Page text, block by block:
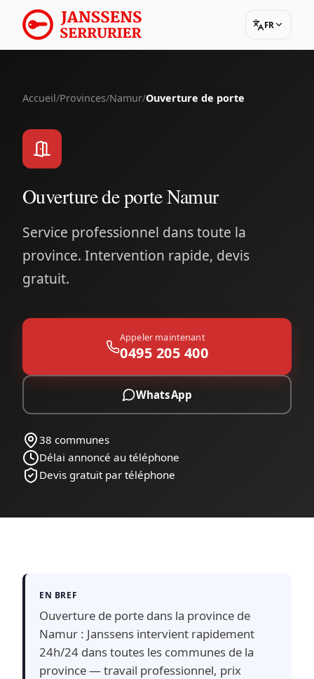
FR
Accueil/Provinces/Namur/Ouverture de porte
Ouverture de porte Namur
Service professionnel dans toute la
province. Intervention rapide, devis
gratuit.
Appeler maintenant
0495 205 400
WhatsApp
38 communes
Délai annoncé au téléphone
Devis gratuit par téléphone
EN BREF
Ouverture de porte dans la province de
Namur : Janssens intervient rapidement
24h/24 dans toutes les communes de la
province — travail professionnel, prix